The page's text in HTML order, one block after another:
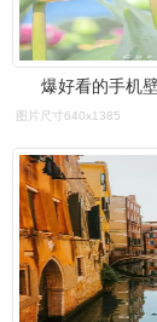
爆好看的手机
图片尺寸640x1385